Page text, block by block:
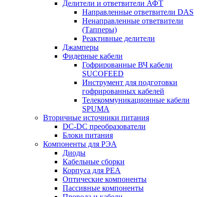
Делители и ответвители АФТ
Направленные ответвители DAS
Ненаправленные ответвители
(Тапперы)
Реактивные делители
Джамперы
Фидерные кабели
Гофрированные ВЧ кабели
SUCOFEED
Инструмент для подготовки
гофрированных кабелей
Телекоммуникационные кабели
SPUMA
Вторичные источники питания
DC-DC преобразователи
Блоки питания
Компоненты для РЭА
Диоды
Кабельные сборки
Корпуса для РЕА
Оптические компоненты
Пассивные компоненты